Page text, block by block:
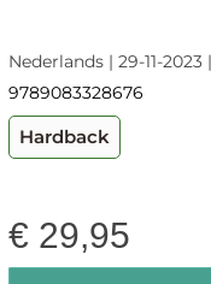
Nederlands | 29-11-2023
9789083328676
Hardback
€ 29,95